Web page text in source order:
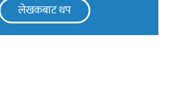
लेखकबाट थप